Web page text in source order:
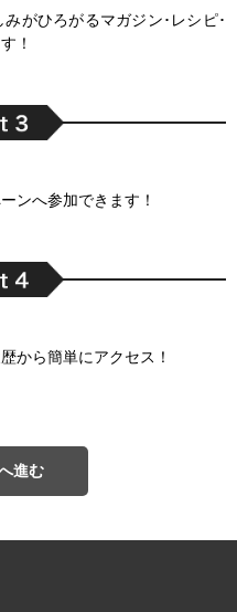
がひろがるマガジン･レシピ･
！
ンへ参加できます！
から簡単にアクセス！
進む